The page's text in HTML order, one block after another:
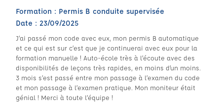
Formation : Permis B conduite supervisée
Date : 23/09/2025
J’ai passé mon code avec eux, mon permis B automatique
et ce qui est sur c’est que je continuerai avec eux pour la
formation manuelle ! Auto-école très à l’écoute avec des
disponibilités de leçons très rapides, en moins d’un moins.
3 mois s’est passé entre mon passage à l’examen du code
et mon passage à l’examen pratique. Mon moniteur était
génial ! Merci à toute l’équipe !